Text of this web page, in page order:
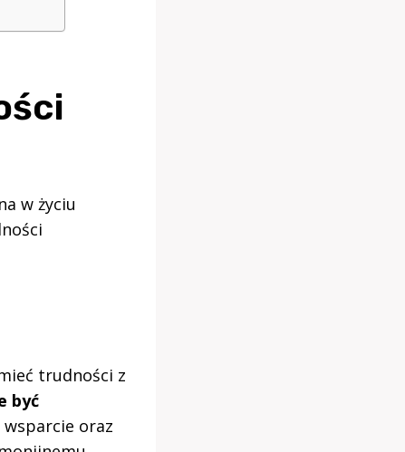
w życiu
trudności z
być
wsparcie oraz